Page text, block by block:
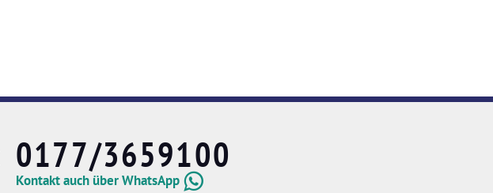
0177/3659100
Kontakt auch über WhatsApp